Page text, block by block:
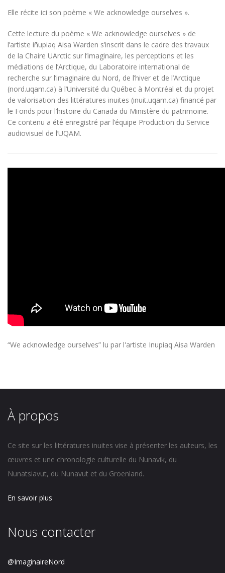
Elle récite ici son poème « We acknowledge ourselves ».
Cette lecture du poème « We acknowledge ourselves » de
l’artiste iñupiaq Aisa Warden s’inscrit dans le cadre des travaux
de la Chaire UArctic sur l’imaginaire, les perceptions et les
médiations de l’Arctique, du Laboratoire international de
recherche sur l’imaginaire du Nord, de l’hiver et de l’Arctique
(nord.uqam.ca) à l’Université du Québec à Montréal et du projet
de valorisation des littératures inuites (inuit.uqam.ca) financé par
le Fonds pour l’histoire du Canada du Ministère du patrimoine.
Ce contenu a été enregistré par l’équipe Production du Service
audiovisuel de l’UQAM.
“We acknowledge ourselves” lu par l'artiste Inupiaq Aisa Warden
À propos
Ce site sur les littératures inuites vise à présenter les auteurs, les
œuvres et une chronologie culturelle du Nunavik, du
Nunatsiavut, du Nunavut et du Groenland.
En savoir plus
Nous contacter
@ImaginaireNord